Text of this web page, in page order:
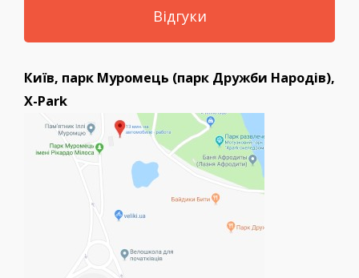
Відгуки
Київ, парк Муромець (парк Дружби Народів),
X-Park